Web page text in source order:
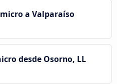
a Valparaíso
desde Osorno, LL